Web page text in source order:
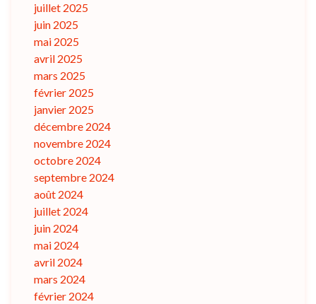
juillet 2025
juin 2025
mai 2025
avril 2025
mars 2025
février 2025
janvier 2025
décembre 2024
novembre 2024
octobre 2024
septembre 2024
août 2024
juillet 2024
juin 2024
mai 2024
avril 2024
mars 2024
février 2024